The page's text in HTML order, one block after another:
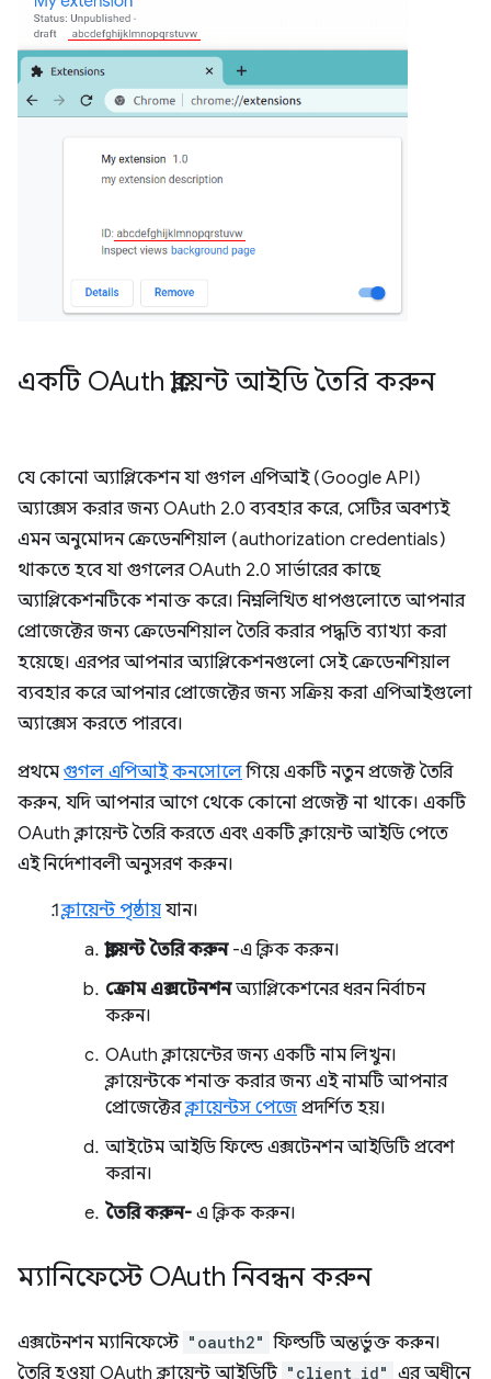
একটি OAuth ক্লায়েন্ট আইডি তৈরি করুন
যে কোনো অ্যাপ্লিকেশন যা গুগল এপিআই (Google API)
অ্যাক্সেস করার জন্য OAuth 2.0 ব্যবহার করে, সেটির অবশ্যই
এমন অনুমোদন ক্রেডেনশিয়াল (authorization credentials)
থাকতে হবে যা গুগলের OAuth 2.0 সার্ভারের কাছে
অ্যাপ্লিকেশনটিকে শনাক্ত করে। নিম্নলিখিত ধাপগুলোতে আপনার
প্রোজেক্টের জন্য ক্রেডেনশিয়াল তৈরি করার পদ্ধতি ব্যাখ্যা করা
হয়েছে। এরপর আপনার অ্যাপ্লিকেশনগুলো সেই ক্রেডেনশিয়াল
ব্যবহার করে আপনার প্রোজেক্টের জন্য সক্রিয় করা এপিআইগুলো
অ্যাক্সেস করতে পারবে।
প্রথমে গুগল এপিআই কনসোলেগিয়ে একটি নতুন প্রজেক্ট তৈরি
করুন, যদি আপনার আগে থেকে কোনো প্রজেক্ট না থাকে। একটি
OAuth ক্লায়েন্ট তৈরি করতে এবং একটি ক্লায়েন্ট আইডি পেতে
এই নির্দেশাবলী অনুসরণ করুন।
ক্লায়েন্ট পৃষ্ঠায় যান।
ক্লায়েন্ট তৈরি করুন-এ ক্লিক করুন।
ক্রোম এক্সটেনশনঅ্যাপ্লিকেশনের ধরন নির্বাচন
করুন।
OAuth ক্লায়েন্টের জন্য একটি নাম লিখুন।
ক্লায়েন্টকে শনাক্ত করার জন্য এই নামটি আপনার
প্রোজেক্টেরক্লায়েন্টস পেজে প্রদর্শিত হয়।
আইটেম আইডি ফিল্ডে এক্সটেনশন আইডিটি প্রবেশ
করান।
তৈরি করুন- এ ক্লিক করুন।
ম্যানিফেস্টে OAuth নিবন্ধন করুন
এক্সটেনশন ম্যানিফেস্টে "oauth2" ফিল্ডটি অন্তর্ভুক্ত করুন।
তৈরি হওয়া OAuth ক্লায়েন্ট আইডিটি "client_id" এর অধীনে